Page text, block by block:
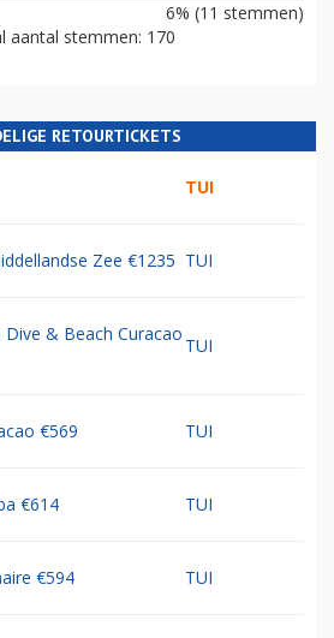
6% (11 stemmen)
aantal stemmen: 170
RETOURTICKETS
TUI
Zee €1235 TUI
Dive & Beach Curacao
TUI
€569 TUI
€614 TUI
€594 TUI